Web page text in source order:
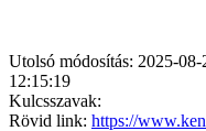
Utolsó módosítás: 2025-
12:15:19
Kulcsszavak:
Rövid link: https://